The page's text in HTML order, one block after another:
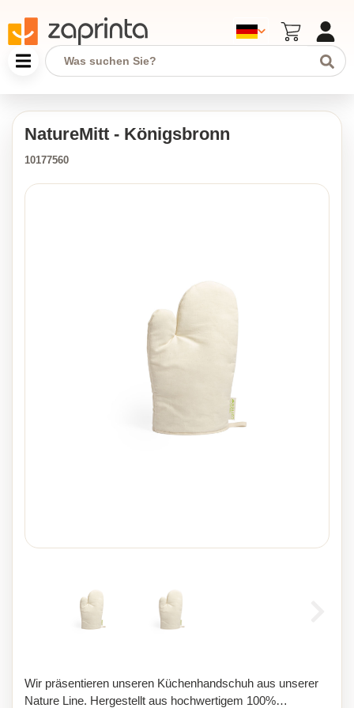
NatureMitt - Königsbronn
10177560
Wir präsentieren unseren Küchenhandschuh aus unserer
Nature Line. Hergestellt aus hochwertigem 100%